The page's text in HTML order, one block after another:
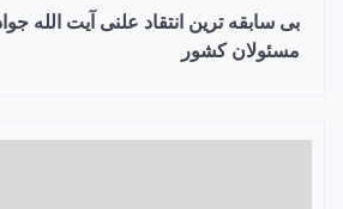
بی سابقه ترین انتقاد علنی آیت الله
مسئولان کشور